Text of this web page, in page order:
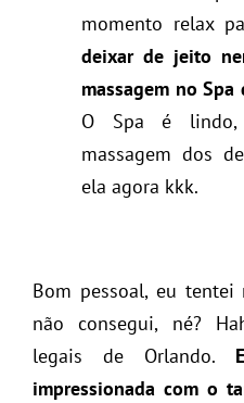
momento relax
deixar de jeito
massagem no
O Spa é lindo,
massagem dos
ela agora kkk.
Bom pessoal, eu
não consegui, né?
legais de Orlando.
impressionada com o